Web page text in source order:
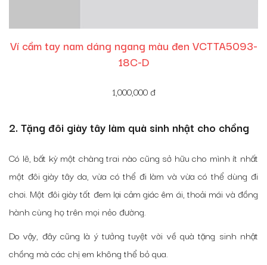
Ví cầm tay nam dáng ngang màu đen VCTTA5093-
18C-D
1,000,000đ
2. Tặng đôi giày tây làm quà sinh nhật cho chồng
Có lẽ, bất kỳ một chàng trai nào cũng sở hữu cho mình ít nhất
một đôi giày tây da, vừa có thể đi làm và vừa có thể dùng đi
chơi. Một đôi giày tốt đem lại cảm giác êm ái, thoải mái và đồng
hành cùng họ trên mọi nẻo đường.
Do vậy, đây cũng là ý tưởng tuyệt vời về quà tặng sinh nhật
chồng mà các chị em không thể bỏ qua.